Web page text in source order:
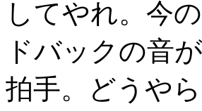
してやれ。今
ドバックの音
拍手。どうや